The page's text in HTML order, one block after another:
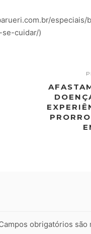
cuidar/)
obrigatórios são